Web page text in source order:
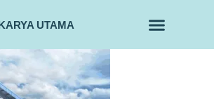
UTAMA